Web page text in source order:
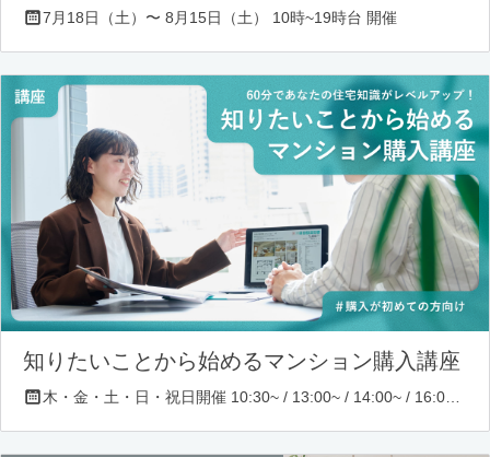
7月18日（土）〜 8月15日（土） 10時~19時台 開催
知りたいことから始めるマンション購入講座